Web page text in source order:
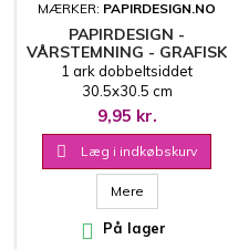
MÆRKER: PAPIRDESIGN.NO
PAPIRDESIGN -
VÅRSTEMNING - GRAFISK
GREIE - PD1900030
1 ark dobbeltsiddet
30.5x30.5 cm
9,95 kr.
 Læg i indkøbskurv
Mere
 På lager